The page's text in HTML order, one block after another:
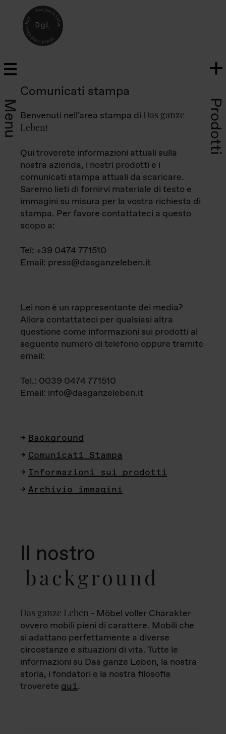
Menu Prodotti
Comunicati stampa
Benvenuti nell'area stampa di Das ganze
Leben!
Qui troverete informazioni attuali sulla
nostra azienda, i nostri prodotti e i
comunicati stampa attuali da scaricare.
Saremo lieti di fornirvi materiale di testo e
immagini su misura per la vostra richiesta di
stampa. Per favore contattateci a questo
scopo a:
Tel: +39 0474 771510
Email: press@dasganzeleben.it
Lei non è un rappresentante dei media?
Allora contattateci per qualsiasi altra
questione come informazioni sui prodotti al
seguente numero di telefono oppure tramite
email:
Tel.: 0039 0474 771510
Email: info@dasganzeleben.it
Background
Comunicati Stampa
Informazioni sui prodotti
Archivio immagini
Il nostro
background
Das ganze Leben - Möbel voller Charakter
ovvero mobili pieni di carattere. Mobili che
si adattano perfettamente a diverse
circostanze e situazioni di vita. Tutte le
informazioni su Das ganze Leben, la nostra
storia, i fondatori e la nostra filosofia
troverete qui.